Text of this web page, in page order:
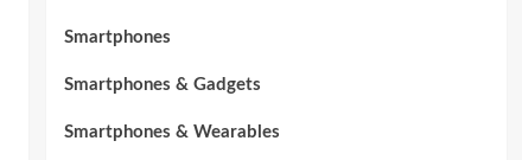
Smartphones
Smartphones & Gadgets
Smartphones & Wearables